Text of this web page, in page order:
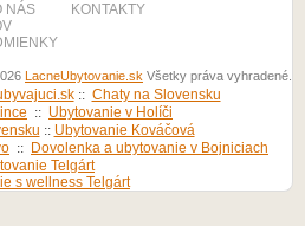
NÁS
KONTAKTY
LacneUbytovanie.sk Všetky práva vyhradené.
:: Chaty na Slovensku
:: Ubytovanie v Holíči
:: Ubytovanie Kováčová
:: Dovolenka a ubytovanie v Bojniciach
Telgárt
s wellness Telgárt